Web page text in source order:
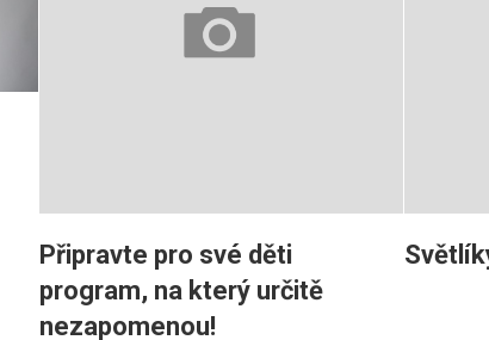
Připravte pro své děti
program, na který určitě
nezapomenou!